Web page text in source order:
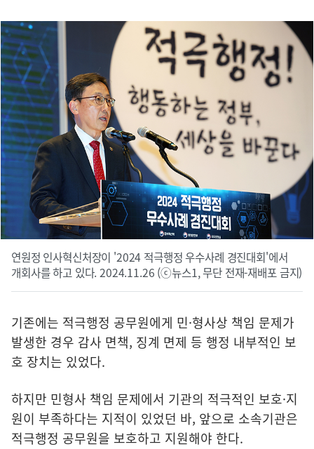
연원정 인사혁신처장이 '2024 적극행정 우수사례 경진대회'에서
개회사를 하고 있다. 2024.11.26 (ⓒ뉴스1, 무단 전재-재배포 금지)
기존에는 적극행정 공무원에게 민·형사상 책임 문제가
발생한 경우 감사 면책, 징계 면제 등 행정 내부적인 보
호 장치는 있었다.
하지만 민형사 책임 문제에서 기관의 적극적인 보호·지
원이 부족하다는 지적이 있었던 바, 앞으로 소속기관은
적극행정 공무원을 보호하고 지원해야 한다.